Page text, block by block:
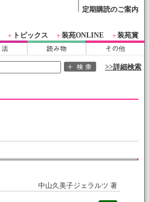
定期購読のご案内
＋ トピックス ＋装苑ONLINE ＋装苑賞
>>詳細検索
中山久美子ジェラルツ 著